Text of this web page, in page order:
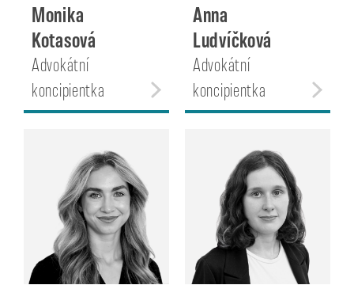
Monika
Kotasová
Advokátní
koncipientka
Anna
Ludvíčková
Advokátní
koncipientka